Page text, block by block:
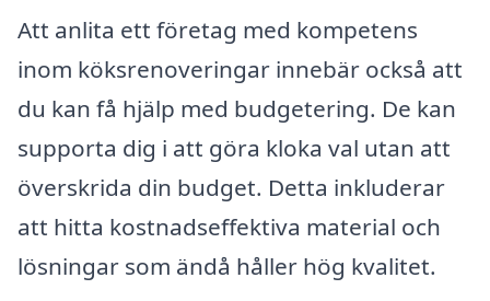
Att anlita ett företag med kompetens
inom köksrenoveringar innebär också att
du kan få hjälp med budgetering. De kan
supporta dig i att göra kloka val utan att
överskrida din budget. Detta inkluderar
att hitta kostnadseffektiva material och
lösningar som ändå håller hög kvalitet.